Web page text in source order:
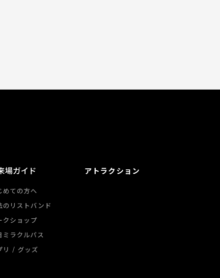
場ガイド
めての方へ
のリストバンド
クショップ
ミラクルパス
リ / グッズ
アトラクション